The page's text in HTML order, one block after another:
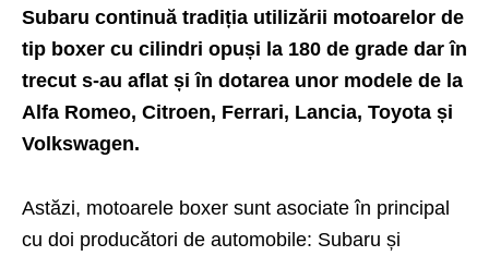
Subaru continuă tradiția utilizării motoarelor de
tip boxer cu cilindri opuși la 180 de grade dar în
trecut s-au aflat și în dotarea unor modele de la
Alfa Romeo, Citroen, Ferrari, Lancia, Toyota și
Volkswagen.
Astăzi, motoarele boxer sunt asociate în principal
cu doi producători de automobile: Subaru și